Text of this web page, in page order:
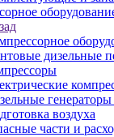
дизельные
воздуха
части и